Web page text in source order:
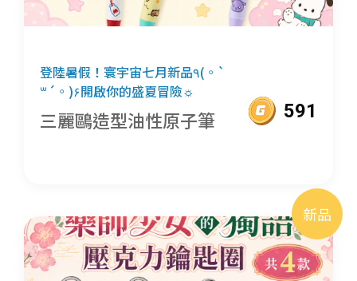
登陸暑假！寰宇宙七月新品٩(◦`
꒳´◦)۶開啟你的盛夏冒險☼
三麗鷗造型油性原子筆 591
新品